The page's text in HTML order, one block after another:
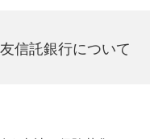
信託銀行について